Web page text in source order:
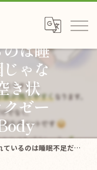
は睡
ゃな
き状
ゼー
原因じゃない？/【6/1(月)空き状況】/袖ケ浦/リラクゼーション整体Re.Body